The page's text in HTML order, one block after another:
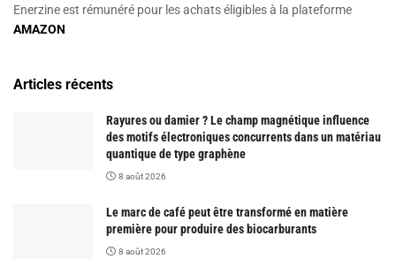
Enerzine est rémunéré pour les achats éligibles à la plateforme
AMAZON
Articles récents
Rayures ou damier ? Le champ magnétique influence
des motifs électroniques concurrents dans un matériau
quantique de type graphène
8 août 2026
Le marc de café peut être transformé en matière
première pour produire des biocarburants
8 août 2026